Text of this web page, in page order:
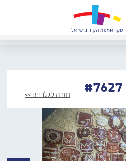
חזרה לגלרייה >>